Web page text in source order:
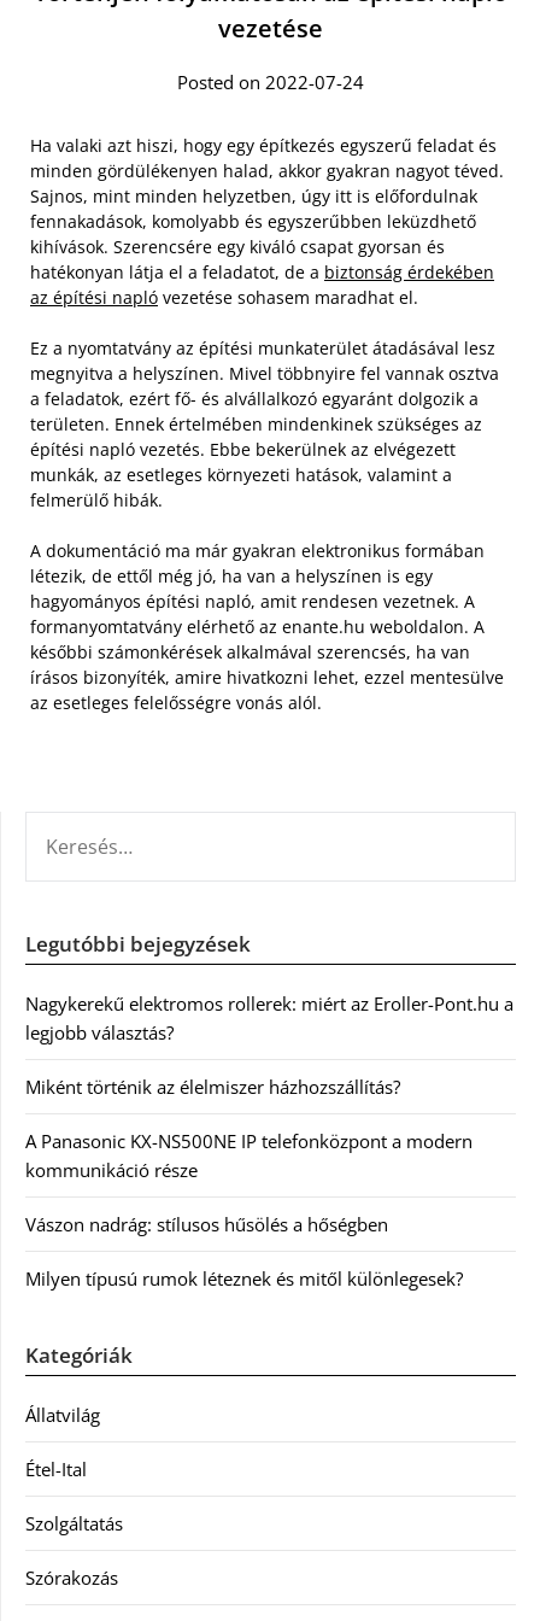
vezetése
Posted on 2022-07-24
Ha valaki azt hiszi, hogy egy építkezés egyszerű feladat és
minden gördülékenyen halad, akkor gyakran nagyot téved.
Sajnos, mint minden helyzetben, úgy itt is előfordulnak
fennakadások, komolyabb és egyszerűbben leküzdhető
kihívások. Szerencsére egy kiváló csapat gyorsan és
hatékonyan látja el a feladatot, de a biztonság érdekében
az építési napló vezetése sohasem maradhat el.
Ez a nyomtatvány az építési munkaterület átadásával lesz
megnyitva a helyszínen. Mivel többnyire fel vannak osztva
a feladatok, ezért fő- és alvállalkozó egyaránt dolgozik a
területen. Ennek értelmében mindenkinek szükséges az
építési napló vezetés. Ebbe bekerülnek az elvégezett
munkák, az esetleges környezeti hatások, valamint a
felmerülő hibák.
A dokumentáció ma már gyakran elektronikus formában
létezik, de ettől még jó, ha van a helyszínen is egy
hagyományos építési napló, amit rendesen vezetnek. A
formanyomtatvány elérhető az enante.hu weboldalon. A
későbbi számonkérések alkalmával szerencsés, ha van
írásos bizonyíték, amire hivatkozni lehet, ezzel mentesülve
az esetleges felelősségre vonás alól.
Legutóbbi bejegyzések
Nagykerekű elektromos rollerek: miért az Eroller-Pont.hu a
legjobb választás?
Miként történik az élelmiszer házhozszállítás?
A Panasonic KX-NS500NE IP telefonközpont a modern
kommunikáció része
Vászon nadrág: stílusos hűsölés a hőségben
Milyen típusú rumok léteznek és mitől különlegesek?
Kategóriák
Állatvilág
Étel-Ital
Szolgáltatás
Szórakozás